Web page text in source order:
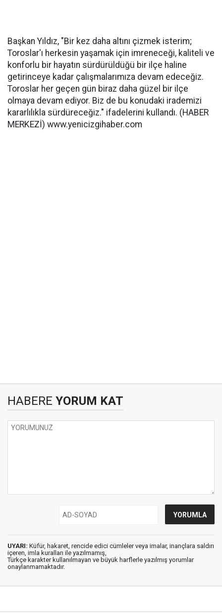
Başkan Yıldız, "Bir kez daha altını çizmek isterim;
Toroslar'ı herkesin yaşamak için imreneceği, kaliteli ve
konforlu bir hayatın sürdürüldüğü bir ilçe haline
getirinceye kadar çalışmalarımıza devam edeceğiz.
Toroslar her geçen gün biraz daha güzel bir ilçe
olmaya devam ediyor. Biz de bu konudaki irademizi
kararlılıkla sürdüreceğiz." ifadelerini kullandı. (HABER
MERKEZİ) www.yenicizgihaber.com
HABERE YORUM KAT
UYARI: Küfür, hakaret, rencide edici cümleler veya imalar, inançlara saldırı
içeren, imla kuralları ile yazılmamış,
Türkçe karakter kullanılmayan ve büyük harflerle yazılmış yorumlar
onaylanmamaktadır.